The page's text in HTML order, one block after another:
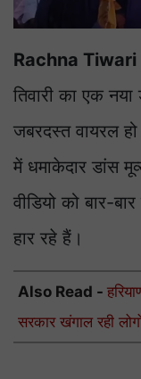
Rachna Tiwari
तिवारी का एक नया
जबरदस्त वायरल
में धमाकेदार डांस
वीडियो को बार-
हार रहे हैं।
Also Read -
सरकार खंगाल रही